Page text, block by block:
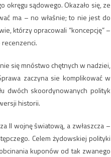
okręgu sądowego. Okazało się, ze
ma – no właśnie; to nie jest do
którzy opracowali “koncepcję” –
recenzenci.
się mnóstwo chętnych w nadziei,
zaczyna sie komplikować w
dwóch skoordynowanych polityk
historii.
II wojnę światową, a zwłaszcza –
Celem żydowskiej polityki
kuponów od tak zwanego